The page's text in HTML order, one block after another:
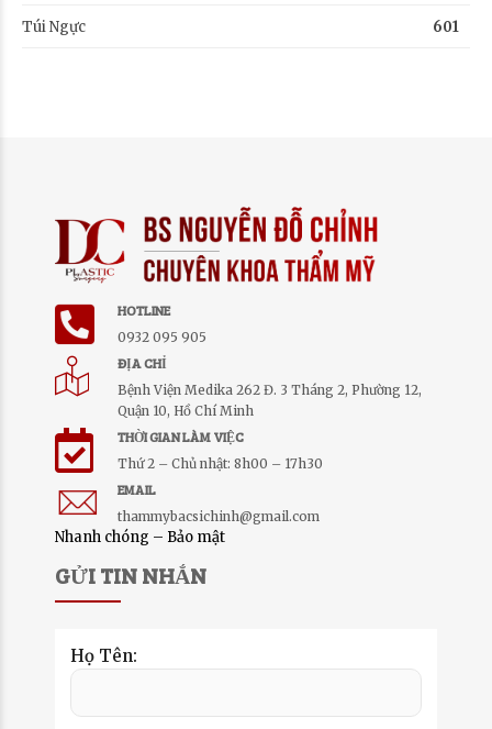
Túi Ngực 601
HOTLINE
0932 095 905
ĐỊA CHỈ
Bệnh Viện Medika 262 Đ. 3 Tháng 2, Phường 12,
Quận 10, Hồ Chí Minh
THỜI GIAN LÀM VIỆC
Thứ 2 – Chủ nhật: 8h00 – 17h30
EMAIL
thammybacsichinh@gmail.com
Nhanh chóng – Bảo mật
GỬI TIN NHẮN
Họ Tên: